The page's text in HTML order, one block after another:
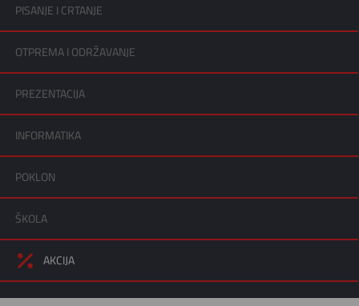
PISANJE I CRTANJE
OTPREMA I ODRŽAVANJE
PREZENTACIJA
INFORMATIKA
POKLON
ŠKOLA
AKCIJA